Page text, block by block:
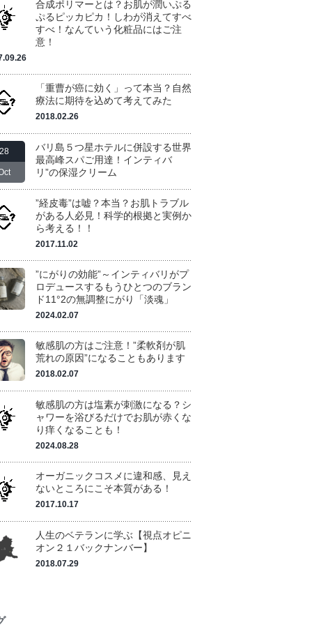
合成ポリマーとは？お肌が潤いぷる
ぷるピッカピカ！しわが消えてすべ
すべ！なんていう化粧品にはご注
意！
「重曹が癌に効く」って本当？自然
療法に期待を込めて考えてみた
2018.02.26
28
バリ島５つ星ホテルに併設する世界
最高峰スパご用達！インティバ
リ”の保湿クリーム
”経皮毒”は嘘？本当？お肌トラブル
がある人必見！科学的根拠と実例か
ら考える！！
2017.11.02
”にがりの効能”～インティバリがプ
ロデュースするもうひとつのブラン
ド11°2の無調整にがり「淡魂」
2024.02.07
敏感肌の方はご注意！”柔軟剤が肌
荒れの原因”になることもあります
2018.02.07
敏感肌の方は塩素が刺激になる？シ
ャワーを浴びるだけでお肌が赤くな
り痒くなることも！
2024.08.28
オーガニックコスメに違和感、見え
ないところにこそ本質がある！
2017.10.17
人生のベテランに学ぶ【視点オピニ
オン２１バックナンバー】
2018.07.29